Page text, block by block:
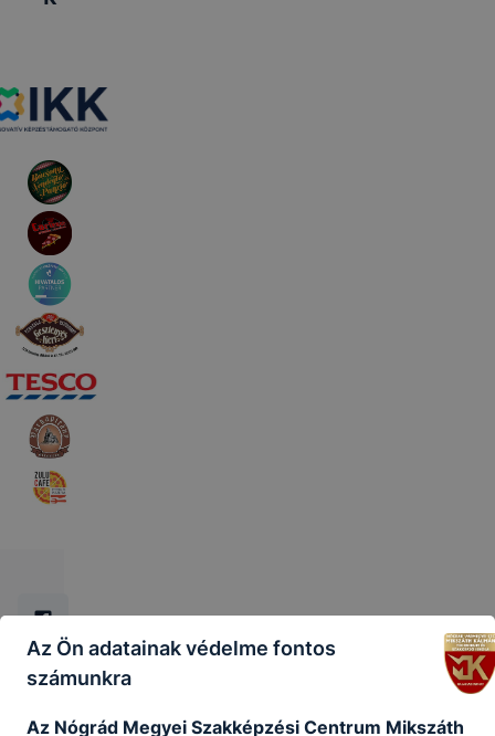
Az Ön adatainak védelme fontos
számunkra
Az Nógrád Megyei Szakképzési Centrum Mikszáth